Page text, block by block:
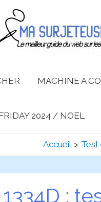
MACHINE A
2024 / NOEL
Accueil Test
: